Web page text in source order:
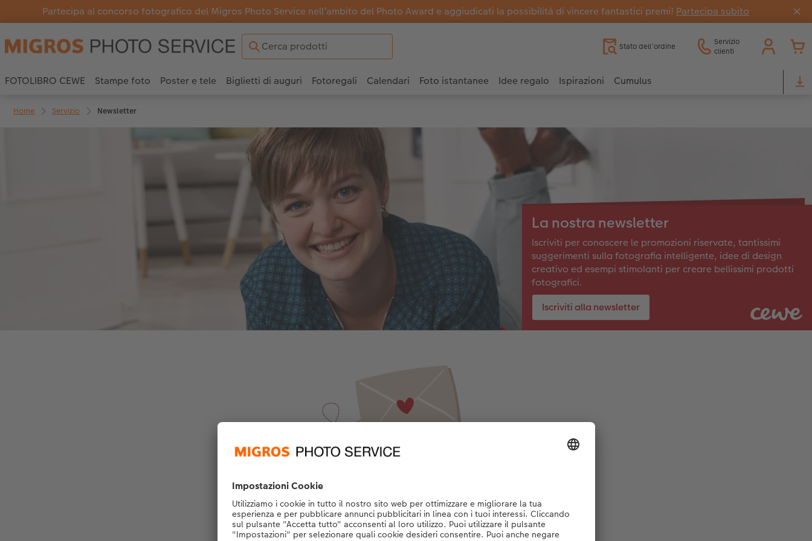
Partecipa al concorso fotografico del Migros Photo Service nell’ambito del Photo Award e aggiudicati la possibilità di vincere fantastici premi! Partecipa subito
Stato dell’ordine
Servizio
clienti
FOTOLIBRO CEWE Stampe foto Poster e tele Biglietti di auguri Fotoregali Calendari Foto istantanee Idee regalo Ispirazioni Cumulus
Home Servizio Newsletter
La nostra newsletter
Iscriviti per conoscere le promozioni riservate, tantissimi
suggerimenti sulla fotografia intelligente, idee di design
creativo ed esempi stimolanti per creare bellissimi prodotti
fotografici.
Iscriviti alla newsletter
Iscriviti alla newsletter
Sempre informato e ispirato: iscriviti ora e goditi le novità
consigli per la fotografia smart